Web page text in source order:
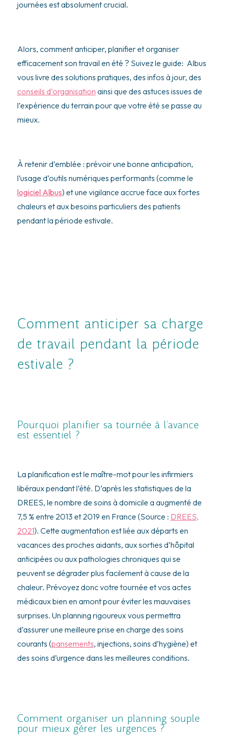
journées est absolument crucial.
Alors, comment anticiper, planifier et organiser
efficacement son travail en été ? Suivez le guide: Albus
vous livre des solutions pratiques, des infos à jour, des
conseils d’organisation ainsi que des astuces issues de
l’expérience du terrain pour que votre été se passe au
mieux.
À retenir d’emblée : prévoir une bonne anticipation,
l’usage d’outils numériques performants (comme le
logiciel Albus) et une vigilance accrue face aux fortes
chaleurs et aux besoins particuliers des patients
pendant la période estivale.
Comment anticiper sa charge
de travail pendant la période
estivale ?
Pourquoi planifier sa tournée à l’avance
est essentiel ?
La planification est le maître-mot pour les infirmiers
libéraux pendant l’été. D’après les statistiques de la
DREES, le nombre de soins à domicile a augmenté de
7,5 % entre 2013 et 2019 en France (Source : DREES,
2021). Cette augmentation est liée aux départs en
vacances des proches aidants, aux sorties d’hôpital
anticipées ou aux pathologies chroniques qui se
peuvent se dégrader plus facilement à cause de la
chaleur. Prévoyez donc votre tournée et vos actes
médicaux bien en amont pour éviter les mauvaises
surprises. Un planning rigoureux vous permettra
d’assurer une meilleure prise en charge des soins
courants (pansements, injections, soins d’hygiène) et
des soins d’urgence dans les meilleures conditions.
Comment organiser un planning souple
pour mieux gérer les urgences ?